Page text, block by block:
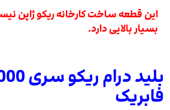
این قطعه ساخت کارخانه ریکو ژاپن
بسیار بالایی دارد.
فابریک